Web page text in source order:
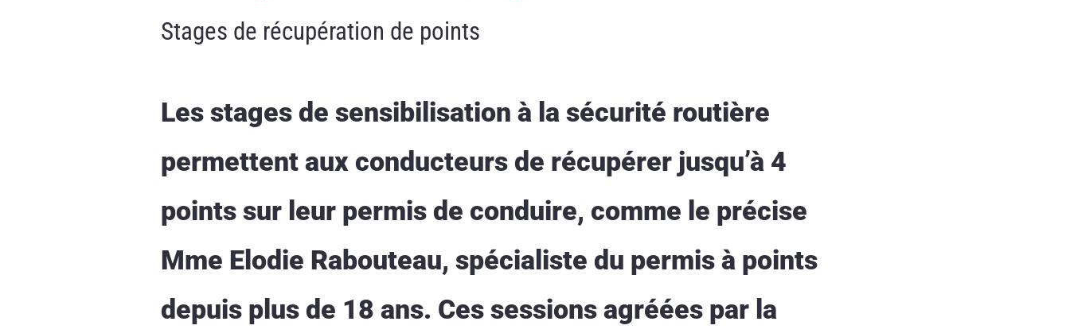
Stages de récupération de points
Les stages de sensibilisation à la sécurité routière
permettent aux conducteurs de récupérer jusqu’à 4
points sur leur permis de conduire, comme le précise
Mme Elodie Rabouteau, spécialiste du permis à points
depuis plus de 18 ans. Ces sessions agréées par la